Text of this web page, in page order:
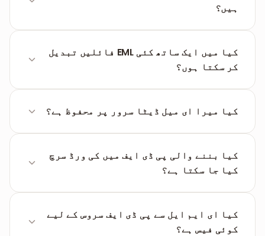
سپورٹڈ ہے۔
ہیں؟
لیے تمام امیجز کو رینڈر کرنے کی کوشش کرتا ہے۔
کیا میں ایک ساتھ کئی EML فائلیں تبدیل
کر سکتا ہوں؟
اور سسٹم ہر ای میل کو ایک ایک کر کے پروسیس کرے
کیا میرا ای میل ڈیٹا سرور پر محفوظ ہے؟
ہیں اور 60 منٹ بعد ہمیشہ کے لیے حذف کر دی جاتی
ہیں۔
کیا بننے والی پی ڈی ایف میں کی ورڈ سرچ
کیا جا سکتا ہے؟
فارمیٹ ہے، جس سے آپ ای میل مواد کے اندر تلاش کر
سکتے ہیں۔
کیا ای ایم ایل سے پی ڈی ایف سروس کے لیے
کوئی فیس ہے؟